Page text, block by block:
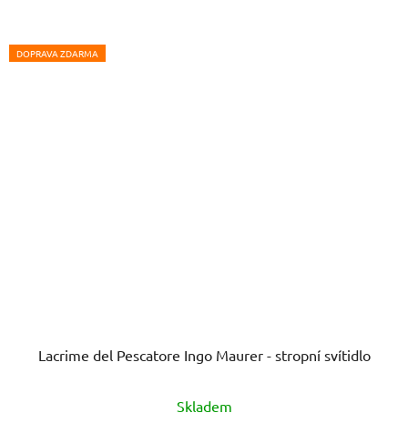
DOPRAVA ZDARMA
Lacrime del Pescatore Ingo Maurer - stropní svítidlo
Skladem